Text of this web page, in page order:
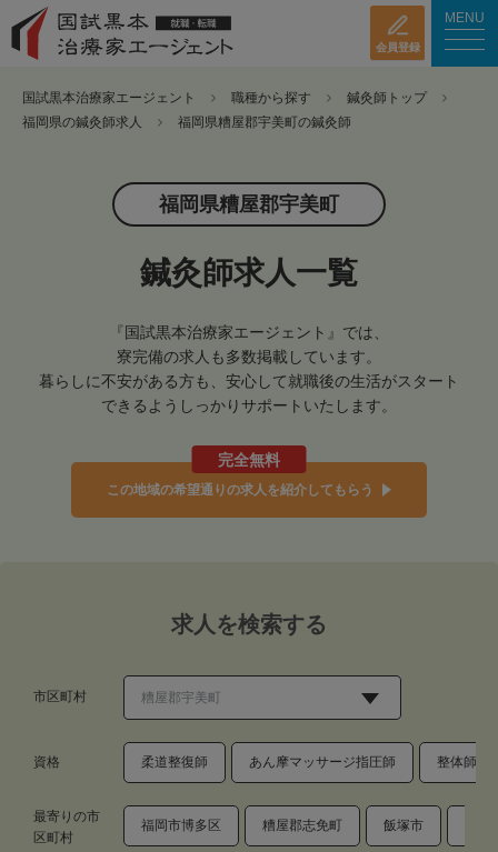
会員登録
MENU
国試黒本治療家エージェント 職種から探す
鍼灸師トップ
福岡県の鍼灸師求人
福岡県糟屋郡宇美町の鍼灸師
福岡県糟屋郡宇美町
鍼灸師求人一覧
『国試黒本治療家エージェント』では、
寮完備の求人も多数掲載しています。
暮らしに不安がある方も、安心して就職後の生活がスタート
できるようしっかりサポートいたします。
完全無料
この地域の希望通りの求人を紹介してもらう
求人を検索する
市区町村
資格 柔道整復師 あん摩マッサージ指圧師 整体師・
最寄りの市
区町村
福岡市博多区 糟屋郡志免町 飯塚市